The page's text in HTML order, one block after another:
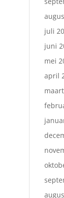
juli
juni
mei
april